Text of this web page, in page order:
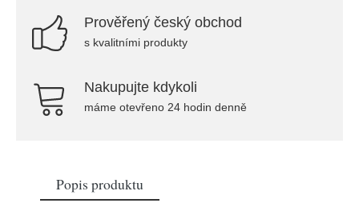
Prověřený český obchod
s kvalitními produkty
Nakupujte kdykoli
máme otevřeno 24 hodin denně
Popis produktu